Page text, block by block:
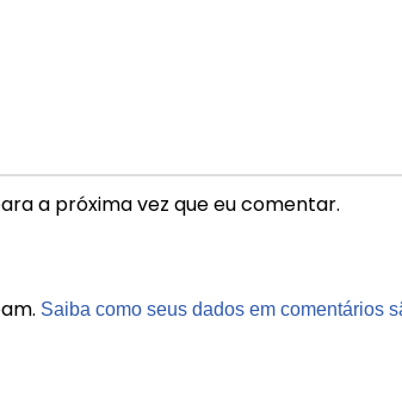
a próxima vez que eu comentar.
Saiba como seus dados em comentários